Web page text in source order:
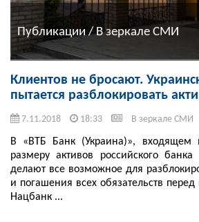
Публикации / В зеркале СМИ
Клиентов не бросают.
пытается разблокировать
7.11.2018 18:33 В зеркале СМИ
В «ВТБ Банк (Украина)», входящем
размеру активов российского
делают все возможное для
и погашения всех обязательств
Нацбанк ...